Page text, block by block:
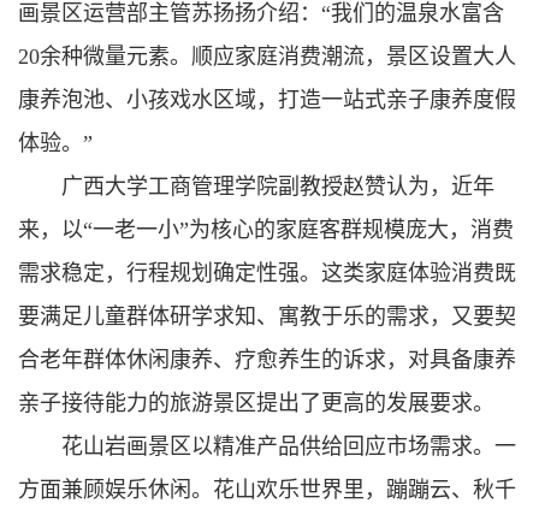
画景区运营部主管苏扬扬介绍：“我们的温泉水富含
20余种微量元素。顺应家庭消费潮流，景区设置大人
康养泡池、小孩戏水区域，打造一站式亲子康养度假
体验。”
广西大学工商管理学院副教授赵赞认为，近年
来，以“一老一小”为核心的家庭客群规模庞大，消费
需求稳定，行程规划确定性强。这类家庭体验消费既
要满足儿童群体研学求知、寓教于乐的需求，又要契
合老年群体休闲康养、疗愈养生的诉求，对具备康养
亲子接待能力的旅游景区提出了更高的发展要求。
花山岩画景区以精准产品供给回应市场需求。一
方面兼顾娱乐休闲。花山欢乐世界里，蹦蹦云、秋千